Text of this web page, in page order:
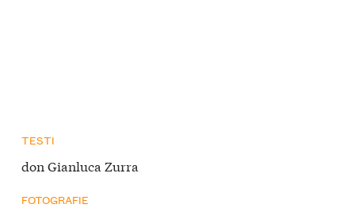
TESTI
don Gianluca Zurra
FOTOGRAFIE